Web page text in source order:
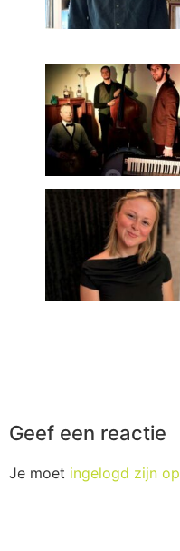
Geef een reactie
Je moet ingelogd zijn op